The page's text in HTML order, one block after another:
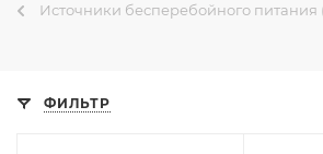
Источники бесперебойного
ФИЛЬТР